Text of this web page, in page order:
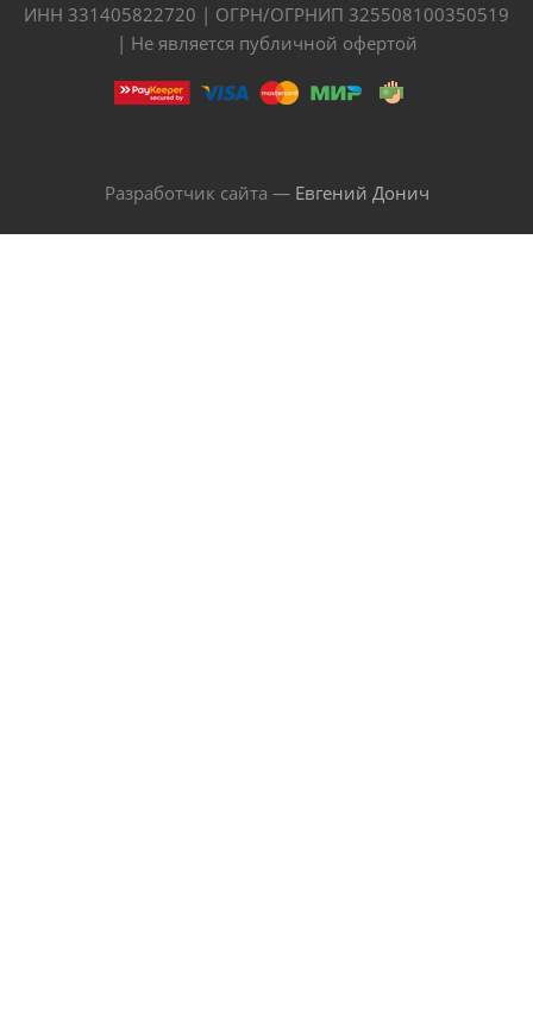
ИНН 331405822720 | ОГРН/ОГРНИП 325508100350519
| Не является публичной офертой
Разработчик сайта — Евгений Донич